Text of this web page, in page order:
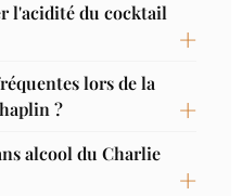
l'acidité du cocktail
lors de la
?
alcool du Charlie